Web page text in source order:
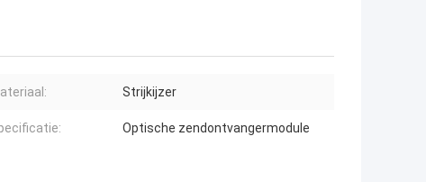
Strijkijzer
Optische zendontvangermodule